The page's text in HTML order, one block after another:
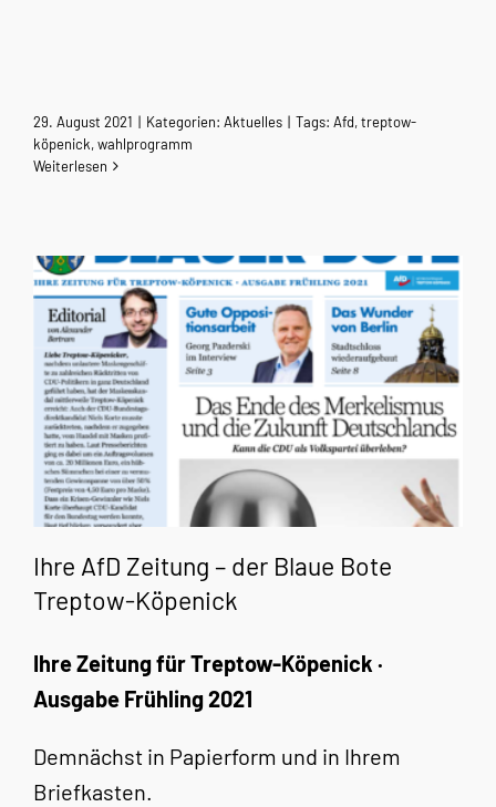
29. August 2021 | Kategorien: Aktuelles | Tags: Afd,treptow-
köpenick,wahlprogramm
Weiterlesen
Ihre AfD Zeitung – der Blaue Bote
Treptow-Köpenick
Ihre Zeitung für Treptow-Köpenick ·
Ausgabe Frühling 2021
Demnächst in Papierform und in Ihrem
Briefkasten.